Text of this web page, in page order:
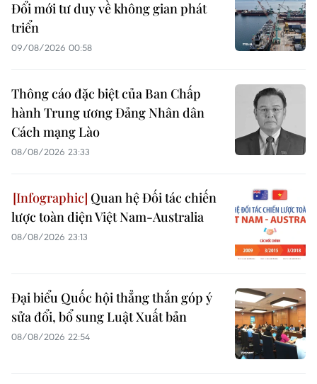
Đổi mới tư duy về không gian phát
triển
09/08/2026 00:58
Thông cáo đặc biệt của Ban Chấp
hành Trung ương Đảng Nhân dân
Cách mạng Lào
08/08/2026 23:33
Quan hệ Đối tác chiến
lược toàn diện Việt Nam-Australia
08/08/2026 23:13
Đại biểu Quốc hội thẳng thắn góp ý
sửa đổi, bổ sung Luật Xuất bản
08/08/2026 22:54